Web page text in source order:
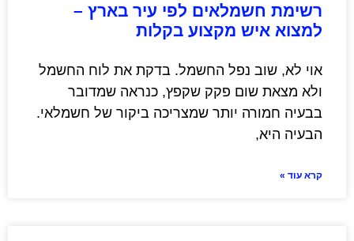
רשימת חשמלאים לפי עיר בארץ –
למצוא איש מקצוע בקלות
אוי לא, שוב נפל החשמל. בדקת את לוח החשמל
ולא מצאת שום פקק שקפץ, כנראה שמדובר
בבעיה חמורה יותר שמצריכה ביקור של חשמלאי.
הבעיה היא,
קרא עוד »